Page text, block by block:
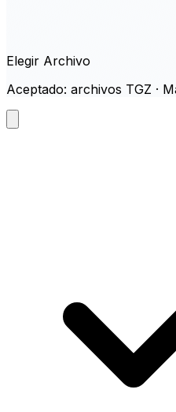
Elegir Archivo
Aceptado: archivos TGZ ·